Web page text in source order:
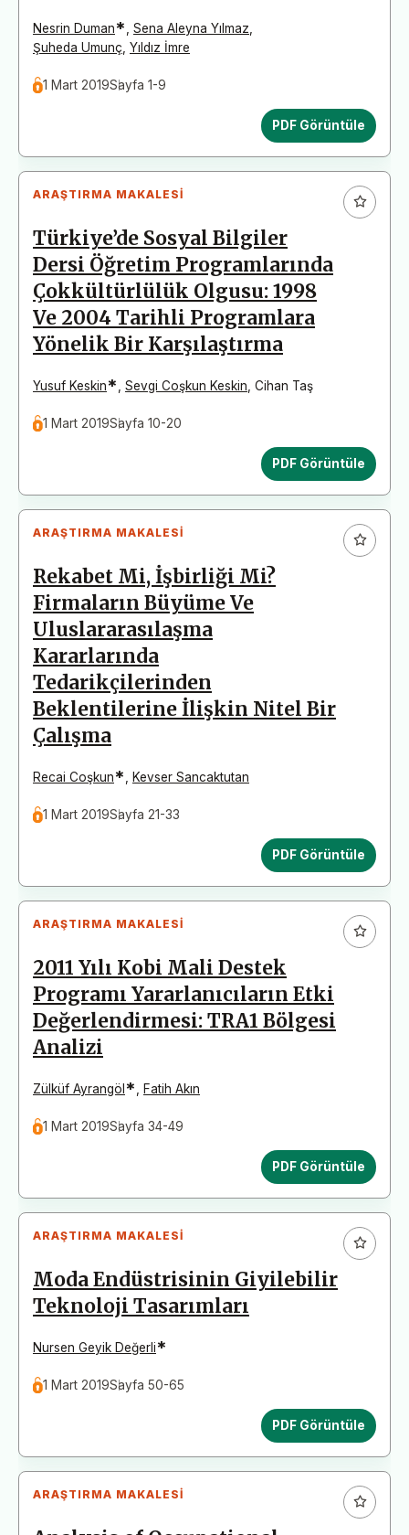
Nesrin Duman* Sena Aleyna Yılmaz
Şuheda Umunç Yıldız İmre
1 Mart 2019Sayfa 1-9
PDF Görüntüle
ARAŞTIRMA MAKALESI
Türkiye’de Sosyal Bilgiler
Dersi Öğretim Programlarında
Çokkültürlülük Olgusu: 1998
Ve 2004 Tarihli Programlara
Yönelik Bir Karşılaştırma
Yusuf Keskin* Sevgi Coşkun Keskin Cihan Taş
1 Mart 2019Sayfa 10-20
PDF Görüntüle
ARAŞTIRMA MAKALESI
Rekabet Mi, İşbirliği Mi?
Firmaların Büyüme Ve
Uluslararasılaşma
Kararlarında
Tedarikçilerinden
Beklentilerine İlişkin Nitel Bir
Çalışma
Recai Coşkun* Kevser Sancaktutan
1 Mart 2019Sayfa 21-33
PDF Görüntüle
ARAŞTIRMA MAKALESI
2011 Yılı Kobi Mali Destek
Programı Yararlanıcıların Etki
Değerlendirmesi: TRA1 Bölgesi
Analizi
Zülküf Ayrangöl * Fatih Akın
1 Mart 2019Sayfa 34-49
PDF Görüntüle
ARAŞTIRMA MAKALESI
Moda Endüstrisinin Giyilebilir
Teknoloji Tasarımları
Nursen Geyik Değerli*
1 Mart 2019Sayfa 50-65
PDF Görüntüle
ARAŞTIRMA MAKALESI